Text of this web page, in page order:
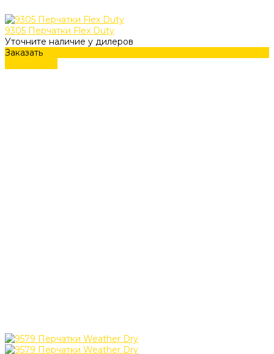
9305 Перчатки Flex Duty
Уточните наличие у дилеров
Заказать